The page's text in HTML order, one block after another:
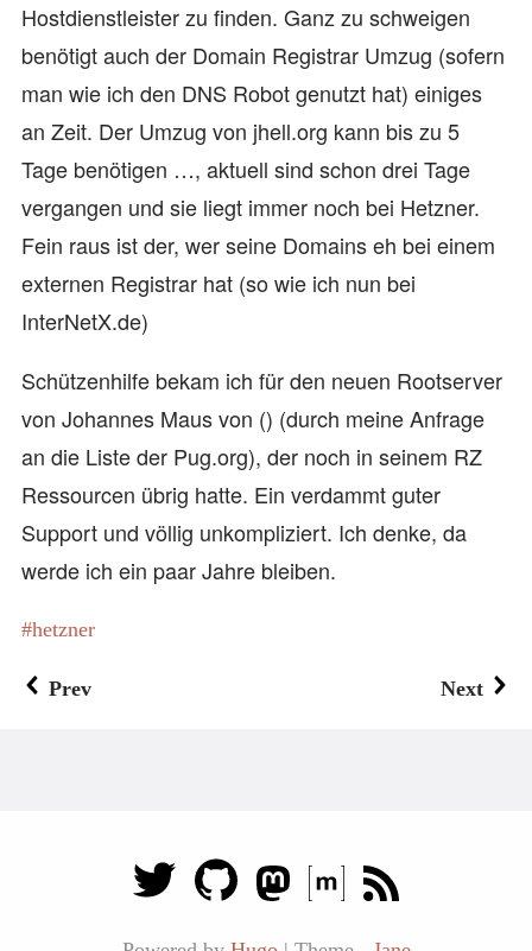
Hostdienstleister zu finden. Ganz zu schweigen
benötigt auch der Domain Registrar Umzug (sofern
man wie ich den DNS Robot genutzt hat) einiges
an Zeit. Der Umzug von jhell.org kann bis zu 5
Tage benötigen …, aktuell sind schon drei Tage
vergangen und sie liegt immer noch bei Hetzner.
Fein raus ist der, wer seine Domains eh bei einem
externen Registrar hat (so wie ich nun bei
InterNetX.de)
Schützenhilfe bekam ich für den neuen Rootserver
von Johannes Maus von () (durch meine Anfrage
an die Liste der Pug.org), der noch in seinem RZ
Ressourcen übrig hatte. Ein verdammt guter
Support und völlig unkompliziert. Ich denke, da
werde ich ein paar Jahre bleiben.
hetzner
Prev Next